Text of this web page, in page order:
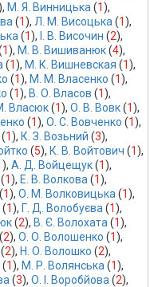
М. Я. Винницька (1),
(1), Л. М. Висоцька (1),
(1), І. В. Височин (2),
1), М. В. Вишиванюк (4),
(1), М. К. Вишневская (1),
(1), М. М. Власенко (1),
(1), В. О. Власов (1),
Власюк (1), О. В. Вовк (1),
(1), О. С. Вовченко (1),
(1), К. З. Возьний (3),
(5), К. В. Войтович (1),
), А. Д. Войцещук (1),
(1), Е. В. Волкова (1),
(1), О. М. Волковицька (1),
(1), Г. Д. Волобуєва (1),
(2), В. Є. Волохата (1),
(2), О. О. Волошенко (1),
(2), Н. О. Волошко (2),
(1), М. Р. Волянська (1),
(3), О. І. Воробйова (2),